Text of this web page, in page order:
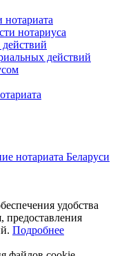
нотариуса
действий
нотариата Беларуси
удобства
предоставления
Подробнее